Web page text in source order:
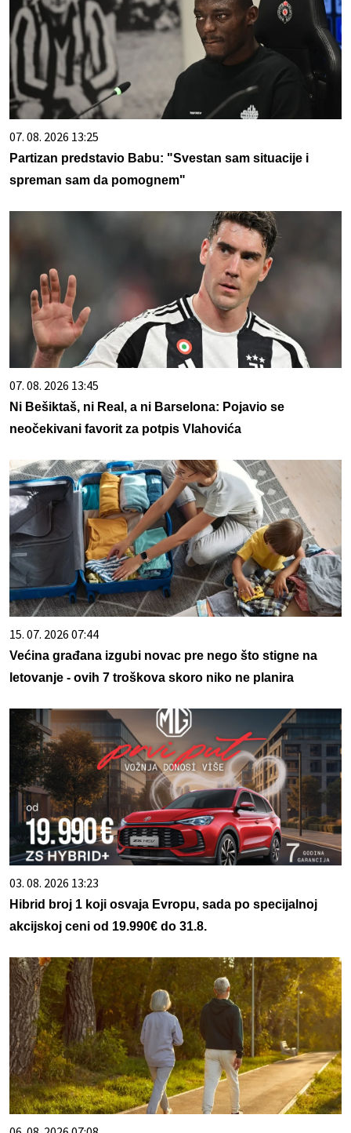
07. 08. 2026 13:25
Partizan predstavio Babu: "Svestan sam situacije i
spreman sam da pomognem"
07. 08. 2026 13:45
Ni Bešiktaš, ni Real, a ni Barselona: Pojavio se
neočekivani favorit za potpis Vlahovića
15. 07. 2026 07:44
Većina građana izgubi novac pre nego što stigne na
letovanje - ovih 7 troškova skoro niko ne planira
03. 08. 2026 13:23
Hibrid broj 1 koji osvaja Evropu, sada po specijalnoj
akcijskoj ceni od 19.990€ do 31.8.